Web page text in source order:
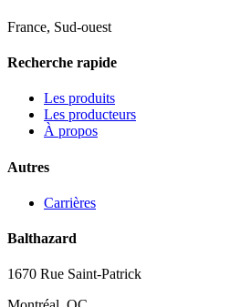
France, Sud-ouest
Recherche rapide
Les produits
Les producteurs
À propos
Autres
Carrières
Balthazard
1670 Rue Saint-Patrick